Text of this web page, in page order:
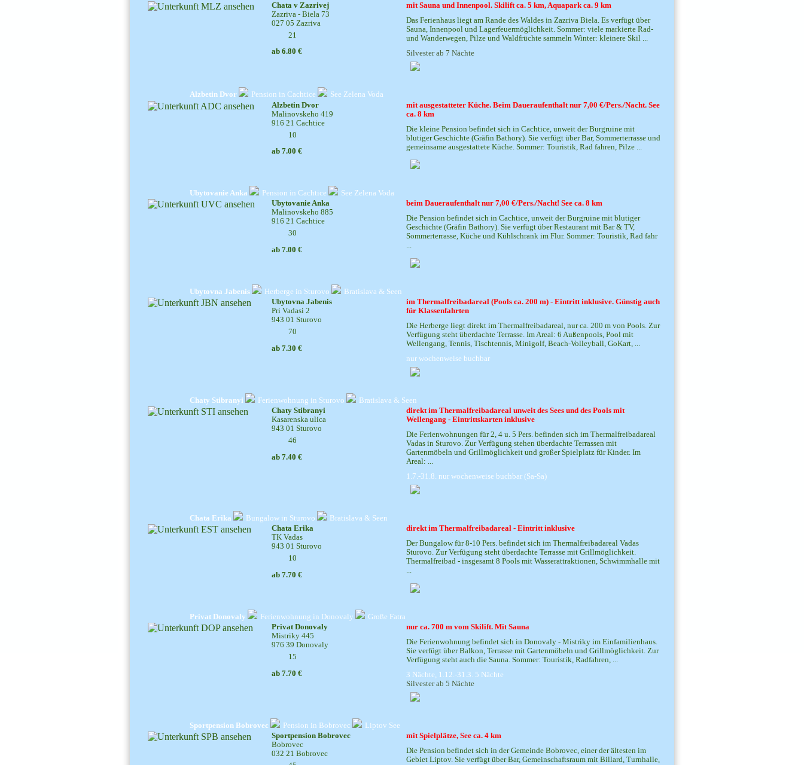
Chata v Zazrivej
Zazriva - Biela 73
027 05 Zazriva
21
ab 6.80 €
mit Sauna und Innenpool. Skilift ca. 5 km, Aquapark ca. 9 km
Das Ferienhaus liegt am Rande des Waldes in Zazriva Biela. Es verfügt über
Sauna, Innenpool und Lagerfeuermöglichkeit. Sommer: viele markierte Rad-
und Wanderwegen, Pilze und Waldfrüchte sammeln Winter: kleinere Skil ...
Silvester ab 7 Nächte
Alzbetin Dvor Pension in Cachtice
See Zelena Voda
Alzbetin Dvor
Malinovskeho 419
916 21 Cachtice
10
ab 7.00 €
mit ausgestatteter Küche. Beim Daueraufenthalt nur 7,00 €/Pers./Nacht. See
ca. 8 km
Die kleine Pension befindet sich in Cachtice, unweit der Burgruine mit
blutiger Geschichte (Gräfin Bathory). Sie verfügt über Bar, Sommerterrasse und
gemeinsame ausgestattete Küche. Sommer: Touristik, Rad fahren, Pilze ...
Ubytovanie Anka Pension in Cachtice
See Zelena Voda
Ubytovanie Anka
Malinovskeho 885
916 21 Cachtice
30
ab 7.00 €
beim Daueraufenthalt nur 7,00 €/Pers./Nacht! See ca. 8 km
Die Pension befindet sich in Cachtice, unweit der Burgruine mit blutiger
Geschichte (Gräfin Bathory). Sie verfügt über Restaurant mit Bar & TV,
Sommerterrasse, Küche und Kühlschrank im Flur. Sommer: Touristik, Rad fahr
...
Ubytovna Jabenis Herberge in Sturovo
Bratislava & Seen
Ubytovna Jabenis
Pri Vadasi 2
943 01 Sturovo
70
ab 7.30 €
im Thermalfreibadareal (Pools ca. 200 m) - Eintritt inklusive. Günstig auch
für Klassenfahrten
Die Herberge liegt direkt im Thermalfreibadareal, nur ca. 200 m von Pools. Zur
Verfügung steht überdachte Terrasse. Im Areal: 6 Außenpools, Pool mit
Wellengang, Tennis, Tischtennis, Minigolf, Beach-Volleyball, GoKart, ...
nur wochenweise buchbar
Chaty Stibranyi Ferienwohnung in Sturovo
Bratislava & Seen
Chaty Stibranyi
Kasarenska ulica
943 01 Sturovo
46
ab 7.40 €
direkt im Thermalfreibadareal unweit des Sees und des Pools mit
Wellengang - Eintrittskarten inklusive
Die Ferienwohnungen für 2, 4 u. 5 Pers. befinden sich im Thermalfreibadareal
Vadas in Sturovo. Zur Verfügung stehen überdachte Terrassen mit
Gartenmöbeln und Grillmöglichkeit und großer Spielplatz für Kinder. Im
Areal: ...
1.7.-31.8. nur wochenweise buchbar (Sa-Sa)
Chata Erika Bungalow in Sturovo
Bratislava & Seen
Chata Erika
TK Vadas
943 01 Sturovo
10
ab 7.70 €
direkt im Thermalfreibadareal - Eintritt inklusive
Der Bungalow für 8-10 Pers. befindet sich im Thermalfreibadareal Vadas
Sturovo. Zur Verfügung steht überdachte Terrasse mit Grillmöglichkeit.
Thermalfreibad - insgesamt 8 Pools mit Wasserattraktionen, Schwimmhalle mit
...
Privat Donovaly Ferienwohnung in Donovaly
Große Fatra
Privat Donovaly
Mistriky 445
976 39 Donovaly
15
ab 7.70 €
nur ca. 700 m vom Skilift. Mit Sauna
Die Ferienwohnung befindet sich in Donovaly - Mistriky im Einfamilienhaus.
Sie verfügt über Balkon, Terrasse mit Gartenmöbeln und Grillmöglichkeit. Zur
Verfügung steht auch die Sauna. Sommer: Touristik, Radfahren, ...
3 Nächte, 1.12.-31.3. 5 Nächte
Silvester ab 5 Nächte
Sportpension Bobrovec Pension in Bobrovec
Liptov See
Sportpension Bobrovec
Bobrovec
032 21 Bobrovec
mit Spielplätze, See ca. 4 km
Die Pension befindet sich in der Gemeinde Bobrovec, einer der ältesten im
Gebiet Liptov. Sie verfügt über Bar, Gemeinschaftsraum mit Billard, Turnhalle,